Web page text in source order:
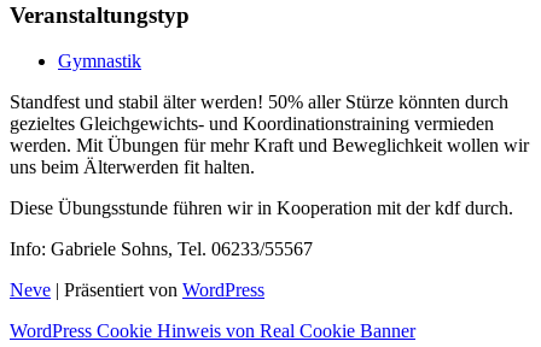
Veranstaltungstyp
Gymnastik
Standfest und stabil älter werden! 50% aller Stürze könnten durch
gezieltes Gleichgewichts- und Koordinationstraining vermieden
werden. Mit Übungen für mehr Kraft und Beweglichkeit wollen wir
uns beim Älterwerden fit halten.
Diese Übungsstunde führen wir in Kooperation mit der kdf durch.
Info: Gabriele Sohns, Tel. 06233/55567
Neve | Präsentiert von WordPress
WordPress Cookie Hinweis von Real Cookie Banner